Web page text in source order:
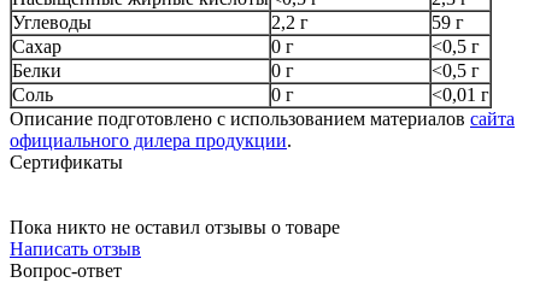
Углеводы
2,2 г
59 г
Сахар
0 г
<0,5 г
Белки
0 г
<0,5 г
Соль
0 г
<0,01 г
Описание подготовлено с использованием материалов сайта
официального дилера продукции.
Сертификаты
Пока никто не оставил отзывы о товаре
Написать отзыв
Вопрос-ответ